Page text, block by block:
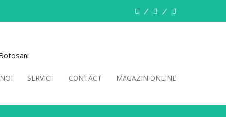
Despre Servicii
SERVICII CONTACT MAGAZIN ONLINE